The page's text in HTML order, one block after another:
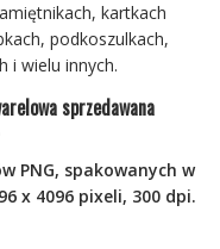
kartkach
podkoszulkach,
i wielu innych.
sprzedawana
PNG, spakowanych w
x 4096 pixeli, 300 dpi.